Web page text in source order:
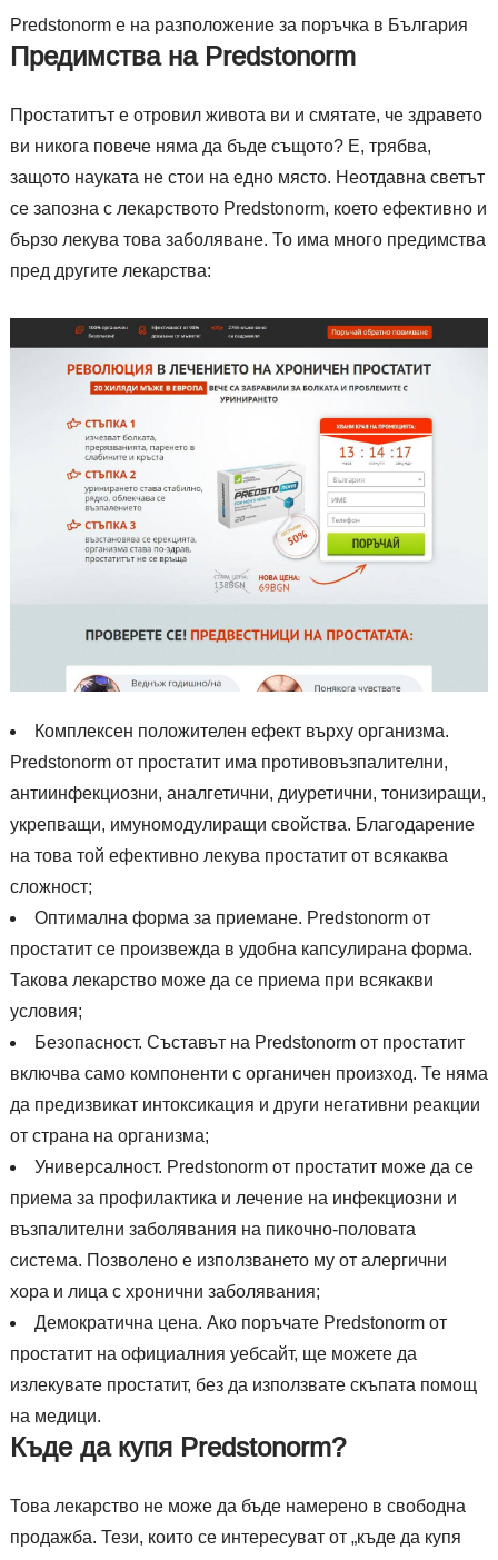
Predstonorm е на разположение за поръчка в България
Предимства на Predstonorm
Простатитът е отровил живота ви и смятате, че здравето
ви никога повече няма да бъде същото? Е, трябва,
защото науката не стои на едно място. Неотдавна светът
се запозна с лекарството Predstonorm, което ефективно и
бързо лекува това заболяване. То има много предимства
пред другите лекарства:
Комплексен положителен ефект върху организма.
Predstonorm от простатит има противовъзпалителни,
антиинфекциозни, аналгетични, диуретични, тонизиращи,
укрепващи, имуномодулиращи свойства. Благодарение
на това той ефективно лекува простатит от всякаква
сложност;
Оптимална форма за приемане. Predstonorm от
простатит се произвежда в удобна капсулирана форма.
Такова лекарство може да се приема при всякакви
условия;
Безопасност. Съставът на Predstonorm от простатит
включва само компоненти с органичен произход. Те няма
да предизвикат интоксикация и други негативни реакции
от страна на организма;
Универсалност. Predstonorm от простатит може да се
приема за профилактика и лечение на инфекциозни и
възпалителни заболявания на пикочно-половата
система. Позволено е използването му от алергични
хора и лица с хронични заболявания;
Демократична цена. Ако поръчате Predstonorm от
простатит на официалния уебсайт, ще можете да
излекувате простатит, без да използвате скъпата помощ
на медици.
Къде да купя Predstonorm?
Това лекарство не може да бъде намерено в свободна
продажба. Тези, които се интересуват от „къде да купя